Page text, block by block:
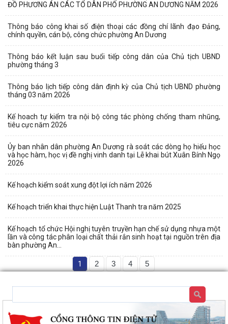
ĐỒ PHƯƠNG ÁN CÁC TỔ DÂN PHỐ PHƯỜNG AN DƯƠNG NĂM 2026
Thông báo công khai số điện thoại các đồng chí lãnh đạo Đảng,
chính quyền, cán bộ, công chức phường An Dương
Thông báo kết luận sau buổi tiếp công dân của Chủ tịch UBND
phường tháng 3
Thông báo lịch tiếp công dân định kỳ của Chủ tịch UBND phường
tháng 03 năm 2026
Kế hoach tự kiểm tra nội bộ công tác phòng chống tham nhũng,
tiêu cực năm 2026
Ủy ban nhân dân phường An Dương rà soát các dòng họ hiếu học
và học hàm, học vị đề nghị vinh danh tại Lễ khai bút Xuân Bính Ngọ
2026
Kế hoạch kiểm soát xung đột lợi ích năm 2026
Kế hoạch triển khai thực hiện Luật Thanh tra năm 2025
Kế hoạch tổ chức Hội nghị tuyên truyền hạn chế sử dụng nhựa một
lần và công tác phân loại chất thải rắn sinh hoạt tại nguồn trên địa
bàn phường An...
1 2 3 4 5